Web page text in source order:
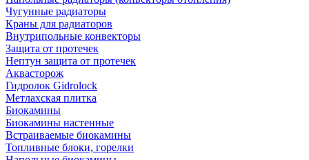
Чугунные радиаторы
Краны для радиаторов
Внутрипольные конвекторы
Защита от протечек
Нептун защита от протечек
Аквасторож
Гидролок Gidrolock
Метлахская плитка
Биокамины
Биокамины настенные
Встраиваемые биокамины
Топливные блоки, горелки